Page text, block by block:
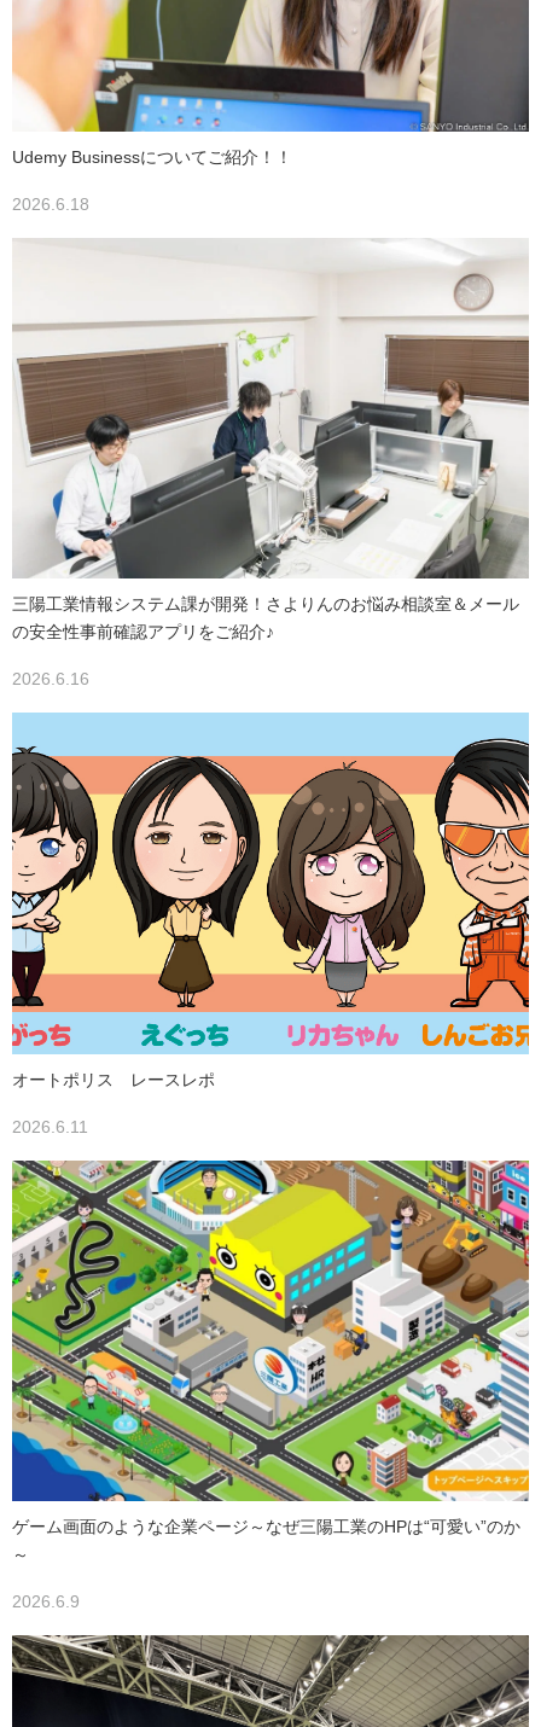
Udemy Businessについてご紹介！！
2026.6.18
三陽工業情報システム課が開発！さよりんのお悩み相談室＆メール
の安全性事前確認アプリをご紹介♪
2026.6.16
オートポリス レースレポ
2026.6.11
ゲーム画面のような企業ページ～なぜ三陽工業のHPは“可愛い”のか
～
2026.6.9